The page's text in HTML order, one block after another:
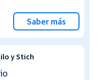
Saber más
y Stich